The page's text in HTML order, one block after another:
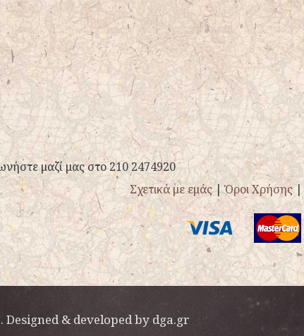
μαζί μας στο 210 2474920
Σχετικά με εμάς|Όροι Χρήσης
& developed by dga.gr